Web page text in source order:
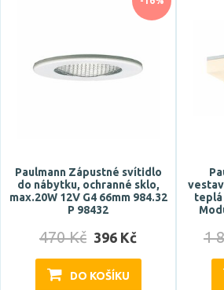
Vystaveno na showroomu
5 let
Značka
ACA
Paulmann Zápustné svítidlo
do nábytku, ochranné sklo,
max.20W 12V G4 66mm 984.32
P 98432
470 Kč 396 Kč
DO KOŠÍKU
teplá
1